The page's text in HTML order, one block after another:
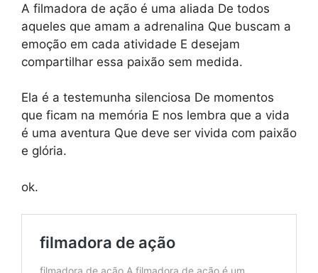
A filmadora de ação é uma aliada De todos
aqueles que amam a adrenalina Que buscam a
emoção em cada atividade E desejam
compartilhar essa paixão sem medida.
Ela é a testemunha silenciosa De momentos
que ficam na memória E nos lembra que a vida
é uma aventura Que deve ser vivida com paixão
e glória.
ok.